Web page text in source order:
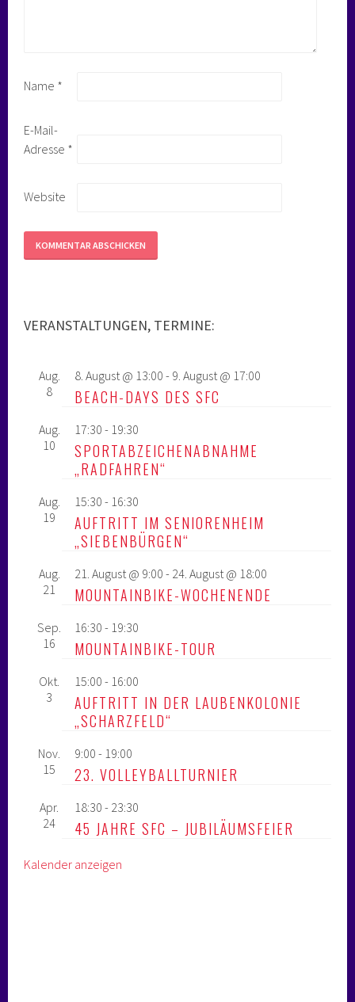
Name *
E-Mail-
Adresse *
Website
VERANSTALTUNGEN, TERMINE:
Aug.
8
8. August @ 13:00 - 9. August @ 17:00
BEACH-DAYS DES SFC
Aug.
10
17:30 - 19:30
SPORTABZEICHENABNAHME
„RADFAHREN“
Aug.
19
15:30 - 16:30
AUFTRITT IM SENIORENHEIM
„SIEBENBÜRGEN“
Aug.
21
21. August @ 9:00 - 24. August @ 18:00
MOUNTAINBIKE-WOCHENENDE
Sep.
16
16:30 - 19:30
MOUNTAINBIKE-TOUR
Okt.
3
15:00 - 16:00
AUFTRITT IN DER LAUBENKOLONIE
„SCHARZFELD“
Nov.
15
9:00 - 19:00
23. VOLLEYBALLTURNIER
Apr.
24
18:30 - 23:30
45 JAHRE SFC – JUBILÄUMSFEIER
Kalender anzeigen